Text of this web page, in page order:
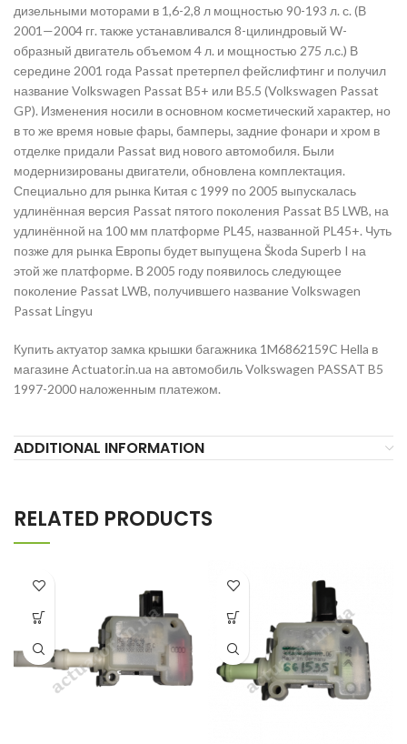
дизельными моторами в 1,6-2,8 л мощностью 90-193 л. с. (В
2001—2004 гг. также устанавливался 8-цилиндровый W-
образный двигатель объемом 4 л. и мощностью 275 л.с.) В
середине 2001 года Passat претерпел фейслифтинг и получил
название Volkswagen Passat B5+ или B5.5 (Volkswagen Passat
GP). Изменения носили в основном косметический характер, но
в то же время новые фары, бамперы, задние фонари и хром в
отделке придали Passat вид нового автомобиля. Были
модернизированы двигатели, обновлена комплектация.
Специально для рынка Китая с 1999 по 2005 выпускалась
удлинённая версия Passat пятого поколения Passat B5 LWB, на
удлинённой на 100 мм платформе PL45, названной PL45+. Чуть
позже для рынка Европы будет выпущена Škoda Superb I на
этой же платформе. В 2005 году появилось следующее
поколение Passat LWB, получившего название Volkswagen
Passat Lingyu
Купить актуатор замка крышки багажника 1M6862159C Hella в
магазине Actuator.in.ua на автомобиль Volkswagen PASSAT B5
1997-2000 наложенным платежом.
ADDITIONAL INFORMATION
RELATED PRODUCTS